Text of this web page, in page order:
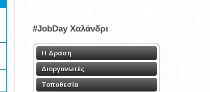
#JobDay Χαλάνδρι
Η Δράση
Διοργανωτές
Τοποθεσία